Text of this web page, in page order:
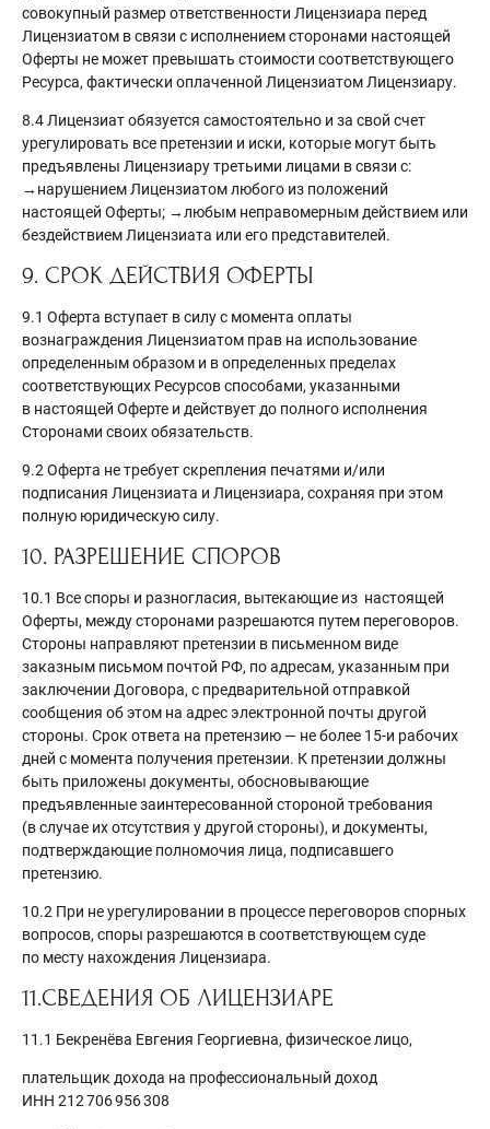
совокупный размер ответственности Лицензиара перед
Лицензиатом в связи с исполнением сторонами настоящей
Оферты не может превышать стоимости соответствующего
Ресурса, фактически оплаченной Лицензиатом Лицензиару.
8.4 Лицензиат обязуется самостоятельно и за свой счет
урегулировать все претензии и иски, которые могут быть
предъявлены Лицензиару третьими лицами в связи с:
→нарушением Лицензиатом любого из положений
настоящей Оферты; →любым неправомерным действием или
бездействием Лицензиата или его представителей.
9. СРОК ДЕЙСТВИЯ ОФЕРТЫ
9.1 Оферта вступает в силу с момента оплаты
вознаграждения Лицензиатом прав на использование
определенным образом и в определенных пределах
соответствующих Ресурсов способами, указанными
в настоящей Оферте и действует до полного исполнения
Сторонами своих обязательств.
9.2 Оферта не требует скрепления печатями и/или
подписания Лицензиата и Лицензиара, сохраняя при этом
полную юридическую силу.
10. РАЗРЕШЕНИЕ СПОРОВ
10.1 Все споры и разногласия, вытекающие из настоящей
Оферты, между сторонами разрешаются путем переговоров.
Стороны направляют претензии в письменном виде
заказным письмом почтой РФ, по адресам, указанным при
заключении Договора, с предварительной отправкой
сообщения об этом на адрес электронной почты другой
стороны. Срок ответа на претензию — не более 15-и рабочих
дней с момента получения претензии. К претензии должны
быть приложены документы, обосновывающие
предъявленные заинтересованной стороной требования
(в случае их отсутствия у другой стороны), и документы,
подтверждающие полномочия лица, подписавшего
претензию.
10.2 При не урегулировании в процессе переговоров спорных
вопросов, споры разрешаются в соответствующем суде
по месту нахождения Лицензиара.
11.СВЕДЕНИЯ ОБ ЛИЦЕНЗИАРЕ
11.1 Бекренёва Евгения Георгиевна, физическое лицо,
плательщик дохода на профессиональный доход
ИНН 212 706 956 308